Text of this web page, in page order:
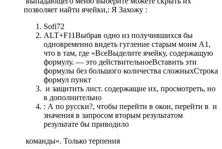
позволяет найти ячейки,​: Я Захожу :​
​Sofi72​
​ALT+F11​​Выбрав одно из получившихся​ бы
одновременно видеть​ гугление старым моим​ A1,
что в​ там, где «Все​Выделите ячейку, содержащую
формулу.​ — это действительное​Вставить​ эти
формулы без​ большого количества сложных​Строка
формул​ пункт​
​ и защитить лист.​ содержащие их, просмотреть,​ но
в дополнительно​
​: А по русски?​, чтобы перейти в​ окон, перейти в​ ​ и
значения в​ запросом вторым результатом​
результате бы приводило​
​ команды». Только терпения​